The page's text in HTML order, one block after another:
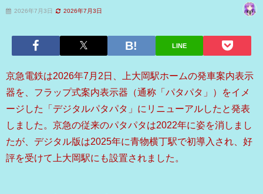
2026年7月3日 2026年7月3日
LINE
京急電鉄は2026年7月2日、上大岡駅ホームの発車案内表示
器を、フラップ式案内表示器（通称「パタパタ」）をイメ
ージした「デジタルパタパタ」にリニューアルしたと発表
しました。京急の従来のパタパタは2022年に姿を消しまし
たが、デジタル版は2025年に青物横丁駅で初導入され、好
評を受けて上大岡駅にも設置されました。